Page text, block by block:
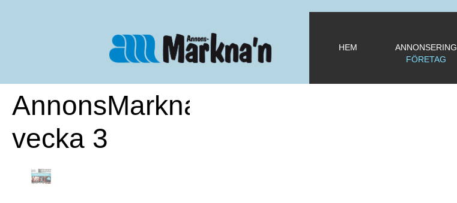
HEM
ANNONSERING
FÖRETAG
AnnonsMarknan
vecka 3